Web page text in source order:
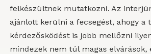
felkészültnek mutatkozni. Az
ajánlott kerülni a fecsegést, ahogy a
kérdezősködést is jobb mellőzni
mindezek nem túl magas elvárások,